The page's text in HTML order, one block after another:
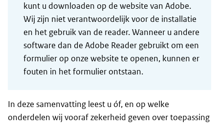
kunt u downloaden op de website van Adobe.
Wij zijn niet verantwoordelijk voor de installatie
en het gebruik van de reader. Wanneer u andere
software dan de Adobe Reader gebruikt om een
formulier op onze website te openen, kunnen er
fouten in het formulier ontstaan.
In deze samenvatting leest u óf, en op welke
onderdelen wij vooraf zekerheid geven over toepassing